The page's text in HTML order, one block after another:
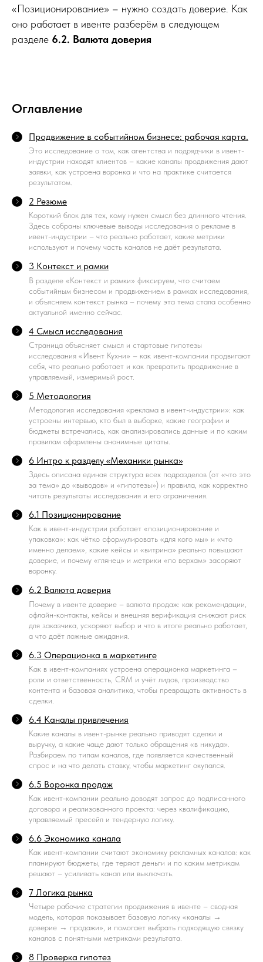
«Позиционирование» – нужно создать доверие. Как
оно работает в ивенте разберём в следующем
разделе 6.2. Валюта доверия
Оглавление
Продвижение в событийном бизнесе: рабочая карта.
Это исследование о том, как агентства и подрядчики в ивент-
индустрии находят клиентов – какие каналы продвижения дают
заявки, как устроена воронка и что на практике считается
результатом.
2 Резюме
Короткий блок для тех, кому нужен смысл без длинного чтения.
Здесь собраны ключевые выводы исследования о рекламе в
ивент-индустрии – что реально работает, какие метрики
используют и почему часть каналов не даёт результата.
3 Контекст и рамки
В разделе «Контекст и рамки» фиксируем, что считаем
событийным бизнесом и продвижением в рамках исследования,
и объясняем контекст рынка – почему эта тема стала особенно
актуальной именно сейчас.
4 Смысл исследования
Страница объясняет смысл и стартовые гипотезы
исследования «Ивент Кухни» – как ивент-компании продвигают
себя, что реально работает и как превратить продвижение в
управляемый, измеримый рост.
5 Методология
Методология исследования «реклама в ивент-индустрии»: как
устроены интервью, кто был в выборке, какие географии и
бюджеты встречались, как анализировались данные и по каким
правилам оформлены анонимные цитаты.
6 Интро к разделу «Механики рынка»
Здесь описана единая структура всех подразделов (от «что это
за тема» до «выводов» и «гипотезы») и правила, как корректно
читать результаты исследования и его ограничения.
6.1 Позиционирование
Как в ивент-индустрии работает «позиционирование и
упаковка»: как чётко сформулировать «для кого мы» и «что
именно делаем», какие кейсы и «витрина» реально повышают
доверие, и почему «глянец» и метрики «по верхам» засоряют
воронку.
6.2 Валюта доверия
Почему в ивенте доверие – валюта продаж: как рекомендации,
офлайн-контакты, кейсы и внешняя верификация снижают риск
для заказчика, ускоряют выбор и что в итоге реально работает,
а что даёт ложные ожидания.
6.3 Операционка в маркетинге
Как в ивент-компаниях устроена операционка маркетинга –
роли и ответственность, CRM и учёт лидов, производство
контента и базовая аналитика, чтобы превращать активность в
сделки.
6.4 Каналы привлечения
Какие каналы в ивент-рынке реально приводят сделки и
выручку, а какие чаще дают только обращения «в никуда».
Разбираем по типам каналов, где появляется качественный
спрос и на что делать ставку, чтобы маркетинг окупался.
6.5 Воронка продаж
Как ивент-компании реально доводят запрос до подписанного
договора и реализованного проекта: через квалификацию,
управляемый пресейл и тендерную логику.
6.6 Экономика канала
Как ивент-компании считают экономику рекламных каналов: как
планируют бюджеты, где теряют деньги и по каким метрикам
решают – усиливать канал или выключать.
7 Логика рынка
Четыре рабочие стратегии продвижения в ивенте – сводная
модель, которая показывает базовую логику «каналы →
доверие → продажи», и помогает выбрать подходящую связку
каналов с понятными метриками результата.
8 Проверка гипотез